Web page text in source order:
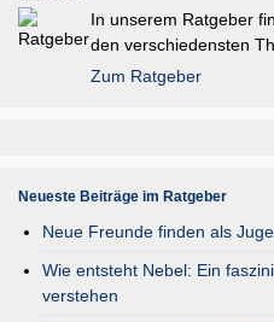
In unserem Ratgeber
den verschiedensten
Zum Ratgeber
Neueste Beiträge im Ratgeber
Neue Freunde finden als
Wie entsteht Nebel: Ein
verstehen